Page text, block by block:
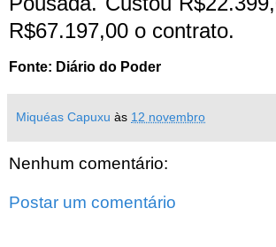
R$67.197,00 o contrato.
Fonte: Diário do Poder
Miquéas Capuxu às 12 novembro
Nenhum comentário:
Postar um comentário